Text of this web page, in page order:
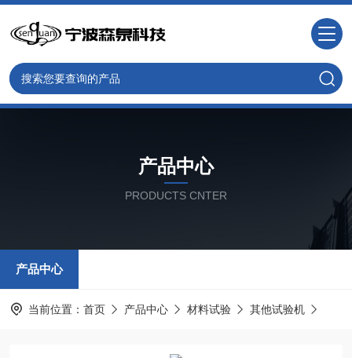
产品中心
PRODUCTS CNTER
产品中心
当前位置： 首页 产品中心 材料试验 其他试验机